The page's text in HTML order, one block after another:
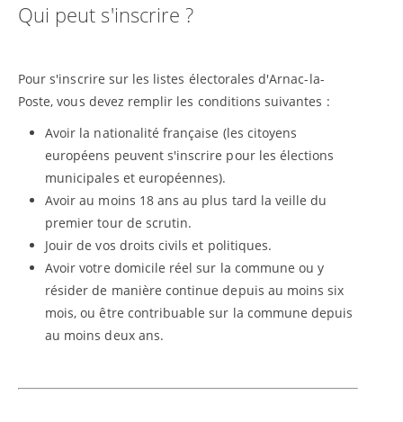
Qui peut s'inscrire ?
Pour s'inscrire sur les listes électorales d'Arnac-la-
Poste, vous devez remplir les conditions suivantes :
Avoir la nationalité française (les citoyens
européens peuvent s'inscrire pour les élections
municipales et européennes).
Avoir au moins 18 ans au plus tard la veille du
premier tour de scrutin.
Jouir de vos droits civils et politiques.
Avoir votre domicile réel sur la commune ou y
résider de manière continue depuis au moins six
mois, ou être contribuable sur la commune depuis
au moins deux ans.